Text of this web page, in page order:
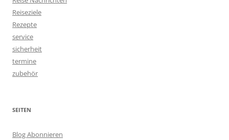
Reiseziele
Rezepte
service
sicherheit
termine
zubehör
SEITEN
Blog Abonnieren